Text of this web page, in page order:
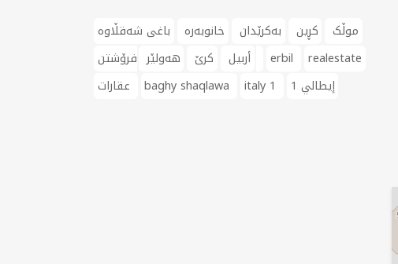
موڵک کڕین بەکرێدان خانوبەرە
باغی شەقڵاوە
أربيل
کرێ هەولێر erbil
realestate
baghy shaqlawa italy 1 إيطالي 1